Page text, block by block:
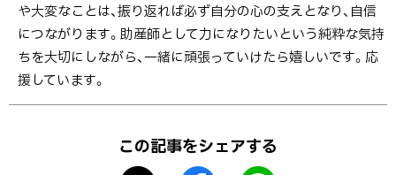
や大変なことは、振り返れば必ず自分の心の支えとなり、自信
につながります。助産師として力になりたいという純粋な気持
ちを大切にしながら、一緒に頑張っていけたら嬉しいです。応
援しています。
この記事をシェアする